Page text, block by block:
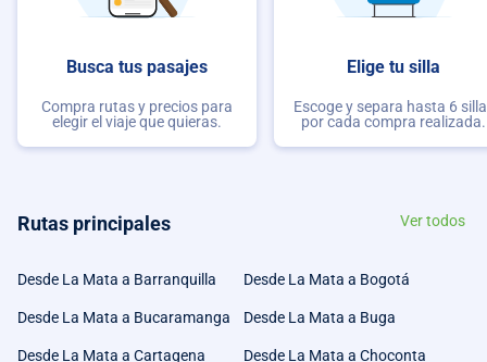
Busca tus pasajes
Compra rutas y precios para
elegir el viaje que quieras.
Elige tu silla
Escoge y separa hasta 6
por cada compra realizada.
Rutas principales Ver todos
Desde La Mata a Barranquilla Desde La Mata a Bogotá
Desde La Mata a Bucaramanga Desde La Mata a Buga
Desde La Mata a Cartagena Desde La Mata a Choconta